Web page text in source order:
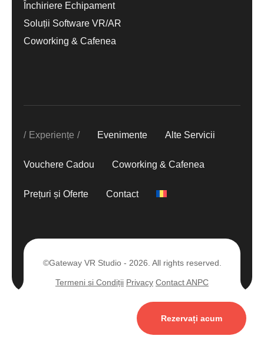
Închiriere Echipament
Soluții Software VR/AR
Coworking & Cafenea
Experiențe Evenimente Alte Servicii
Vouchere Cadou Coworking & Cafenea
Prețuri și Oferte Contact
©Gateway VR Studio - 2026. All rights reserved.
Termeni si Condiții Privacy Contact ANPC
Rezervați acum